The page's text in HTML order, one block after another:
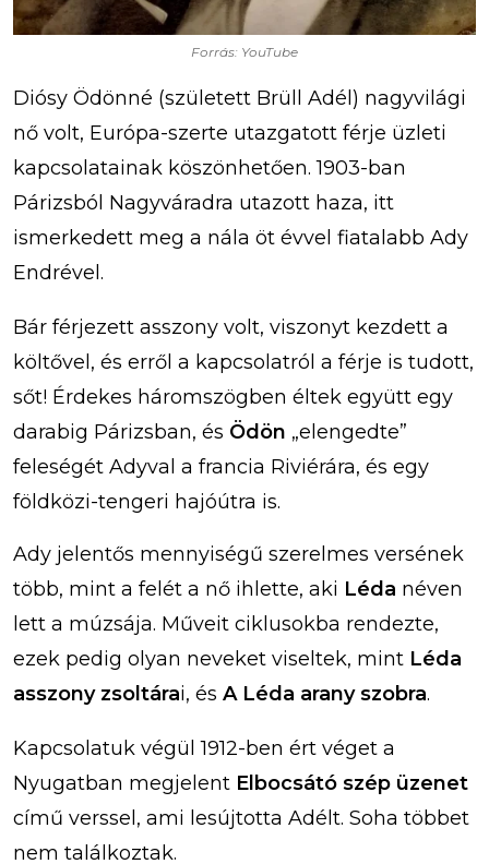
Forrás: YouTube
Diósy Ödönné (született Brüll Adél) nagyvilági
nő volt, Európa-szerte utazgatott férje üzleti
kapcsolatainak köszönhetően. 1903-ban
Párizsból Nagyváradra utazott haza, itt
ismerkedett meg a nála öt évvel fiatalabb Ady
Endrével.
Bár férjezett asszony volt, viszonyt kezdett a
költővel, és erről a kapcsolatról a férje is tudott,
sőt! Érdekes háromszögben éltek együtt egy
darabig Párizsban, és Ödön „elengedte”
feleségét Adyval a francia Riviérára, és egy
földközi-tengeri hajóútra is.
Ady jelentős mennyiségű szerelmes versének
több, mint a felét a nő ihlette, aki Léda néven
lett a múzsája. Műveit ciklusokba rendezte,
ezek pedig olyan neveket viseltek, mint Léda
asszony zsoltárai, és A Léda arany szobra.
Kapcsolatuk végül 1912-ben ért véget a
Nyugatban megjelent Elbocsátó szép üzenet
című verssel, ami lesújtotta Adélt. Soha többet
nem találkoztak.